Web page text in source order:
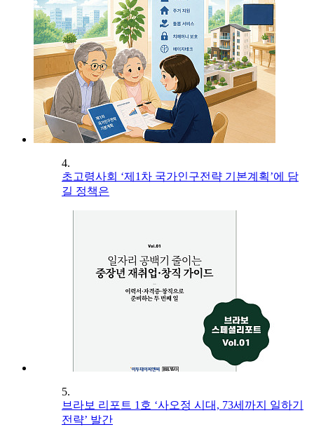
4.
초고령사회 ‘제1차 국가인구전략 기본계획’에 담
길 정책은
5.
브라보 리포트 1호 ‘사오정 시대, 73세까지 일하기
전략’ 발간